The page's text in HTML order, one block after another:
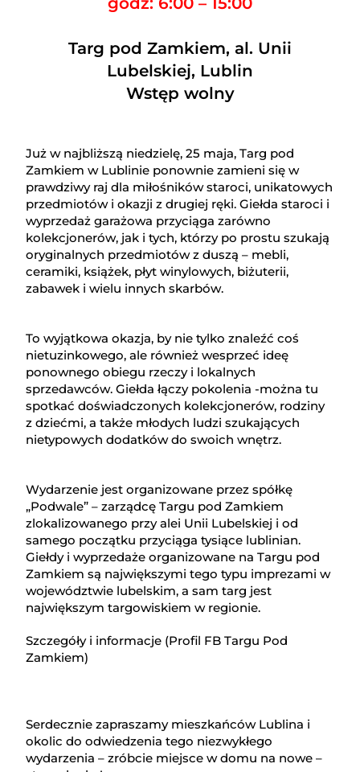
Targ pod Zamkiem, al. Unii
Lubelskiej, Lublin
Wstęp wolny
Już w najbliższą niedzielę, 25 maja, Targ pod
Zamkiem w Lublinie ponownie zamieni się w
prawdziwy raj dla miłośników staroci, unikatowych
przedmiotów i okazji z drugiej ręki. Giełda staroci i
wyprzedaż garażowa przyciąga zarówno
kolekcjonerów, jak i tych, którzy po prostu szukają
oryginalnych przedmiotów z duszą – mebli,
ceramiki, książek, płyt winylowych, biżuterii,
zabawek i wielu innych skarbów.
To wyjątkowa okazja, by nie tylko znaleźć coś
nietuzinkowego, ale również wesprzeć ideę
ponownego obiegu rzeczy i lokalnych
sprzedawców. Giełda łączy pokolenia -można tu
spotkać doświadczonych kolekcjonerów, rodziny
z dziećmi, a także młodych ludzi szukających
nietypowych dodatków do swoich wnętrz.
Wydarzenie jest organizowane przez spółkę
„Podwale” – zarządcę Targu pod Zamkiem
zlokalizowanego przy alei Unii Lubelskiej i od
samego początku przyciąga tysiące lublinian.
Giełdy i wyprzedaże organizowane na Targu pod
Zamkiem są największymi tego typu imprezami w
województwie lubelskim, a sam targ jest
największym targowiskiem w regionie.
Szczegóły i informacje (Profil FB Targu Pod
Zamkiem)
Serdecznie zapraszamy mieszkańców Lublina i
okolic do odwiedzenia tego niezwykłego
wydarzenia – zróbcie miejsce w domu na nowe –